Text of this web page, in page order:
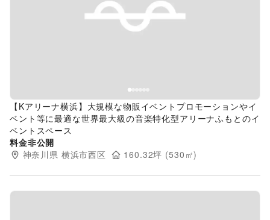
Previous slide
【Kアリーナ横浜】大規模な物販イベントプロモーションやイ
ベント等に最適な世界最大級の音楽特化型アリーナふもとのイ
ベントスペース
料金非公開
神奈川県 横浜市西区 160.32坪 (530 ㎡)